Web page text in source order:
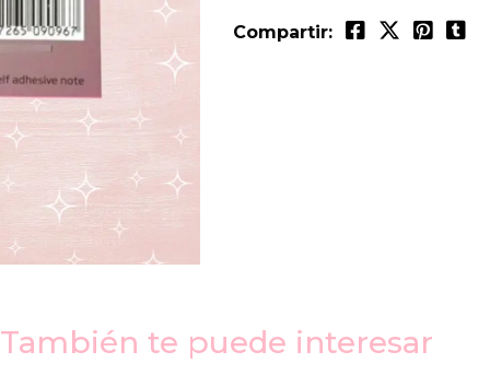
Compartir:
También te puede interesar